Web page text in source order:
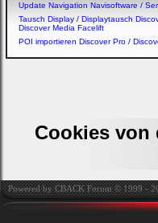
Update Navigation Navisoftware /
Tausch Display / Displaytausch
Discover Media Facelift
POI importieren Discover Pro /
Cookies von
Powered by CBACK Forum © 1999 -